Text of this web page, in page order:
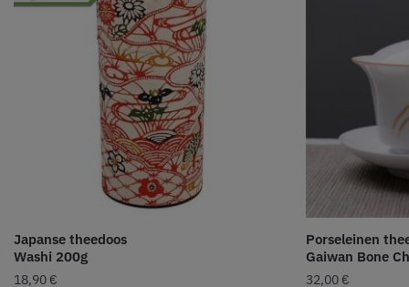
Japanse theedoos
Washi 200g
18,90 €
Porseleinen
Gaiwan Bone
32,00 €